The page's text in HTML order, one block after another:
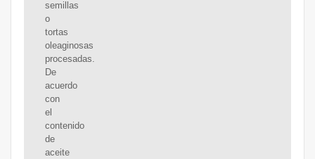
semillas
o
tortas
oleaginosas
procesadas.
De
acuerdo
con
el
contenido
de
aceite